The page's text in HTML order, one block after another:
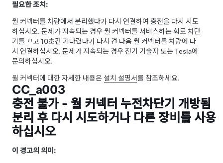
필요한 조치:
월 커넥터를 차량에서 분리했다가 다시 연결하여 충전을 다시 시도
하십시오. 문제가 지속되는 경우 월 커넥터를 서비스하는 회로 차단
기를 끄고 10초간 기다렸다가 다시 켠 다음 월 커넥터를 차량에 다
시 연결하십시오. 문제가 지속되는 경우 전기 기술자 또는 Tesla에
문의하십시오.
월 커넥터에 대한 자세한 내용은 설치 설명서를 참조하세요.
CC_a003
충전 불가 - 월 커넥터 누전차단기 개방됨
분리 후 다시 시도하거나 다른 장비를 사용
하십시오
이 경고의 의미: